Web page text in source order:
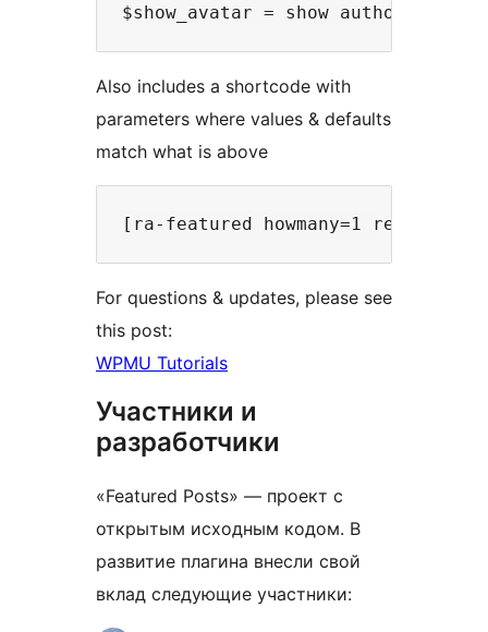
Also includes a shortcode with
parameters where values & defaults
match what is above
For questions & updates, please see
this post:
WPMU Tutorials
Участники и
разработчики
«Featured Posts» — проект с
открытым исходным кодом. В
развитие плагина внесли свой
вклад следующие участники: